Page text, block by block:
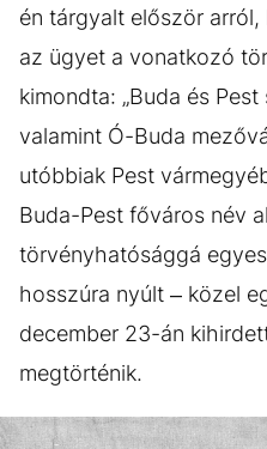
én tárgyalt először
az ügyet a vonatkozó
kimondta: „Buda és
valamint Ó-Buda
utóbbiak Pest
Buda-Pest főváros név
törvényhatósággá
hosszúra nyúlt – közel
december 23-án
megtörténik.